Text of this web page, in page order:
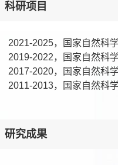
科研项目
2021-2025，国家自然科
2019-2022，国家自然科
2017-2020，国家自然科
2011-2013，国家自然科
研究成果